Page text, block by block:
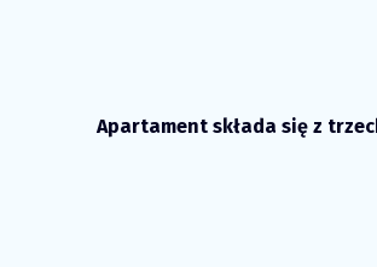
Apartament składa się z